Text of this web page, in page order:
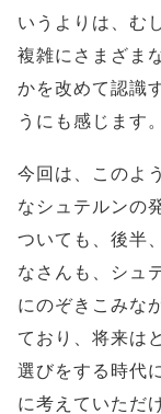
いうよりは、む
複雑にさまざま
かを改めて認識
うにも感じます。
今回は、このよ
なシュテルンの
ついても、後半
なさんも、シュ
にのぞきこみな
ており、将来は
選びをする時代
に考えていただ